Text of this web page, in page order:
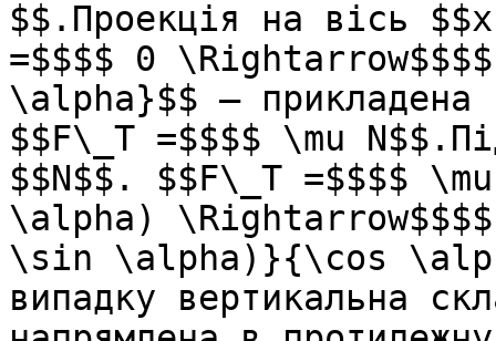
$$.Проекцiя на вiсь
=$$$$ 0
\alpha}$$ – прикладена
$$F\_T =$$$$ \mu
$$N$$. $$F\_T =$$$$
\alpha)
\sin \alpha)}{\cos
випадку вертикальна